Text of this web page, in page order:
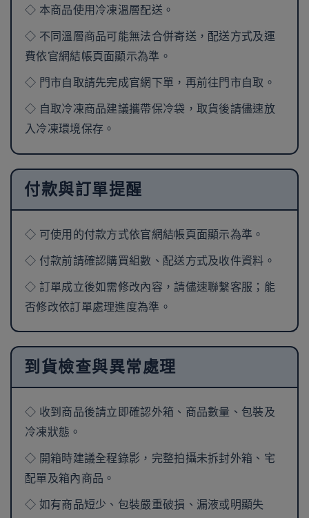
◇ 本商品使用冷凍溫層配送。
◇ 不同溫層商品可能無法合併寄送，配送方式及運
費依官網結帳頁面顯示為準。
◇ 門市自取請先完成官網下單，再前往門市自取。
◇ 自取冷凍商品建議攜帶保冷袋，取貨後請儘速放
入冷凍環境保存。
付款與訂單提醒
◇ 可使用的付款方式依官網結帳頁面顯示為準。
◇ 付款前請確認購買組數、配送方式及收件資料。
◇ 訂單成立後如需修改內容，請儘速聯繫客服；能
否修改依訂單處理進度為準。
到貨檢查與異常處理
◇ 收到商品後請立即確認外箱、商品數量、包裝及
冷凍狀態。
◇ 開箱時建議全程錄影，完整拍攝未拆封外箱、宅
配單及箱內商品。
◇ 如有商品短少、包裝嚴重破損、漏液或明顯失